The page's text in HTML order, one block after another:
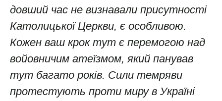
довший час не визнавали присутності
Католицької Церкви, є особливою.
Кожен ваш крок тут є перемогою над
войовничим атеїзмом, який панував
тут багато років. Сили темряви
протестують проти миру в Україні